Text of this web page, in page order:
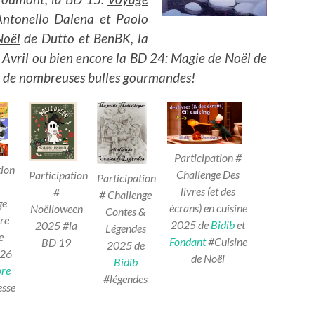
Dalena et Paolo
de Dutto et BenBK, la
Avril ou bien encore la BD 24: Magie de Noëlde
nombreuses bulles gourmandes!
Participation
#
Noëlloween
2025 #la
BD 19
Participation
# Challenge
Contes &
Légendes
2025de
Bidib
#légendes
Participation #
Challenge Des
livres (et des
écrans) en cuisine
2025 de Bidibet
Fondant#Cuisine
de Noël